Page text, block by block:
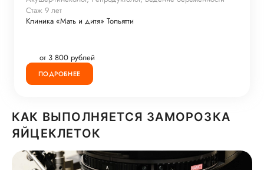
Стаж 9 лет
Клиника «Мать и дитя» Тольятти
от 3 800 рублей
ПОДРОБНЕЕ
КАК ВЫПОЛНЯЕТСЯ ЗАМОРОЗКА
ЯЙЦЕКЛЕТОК